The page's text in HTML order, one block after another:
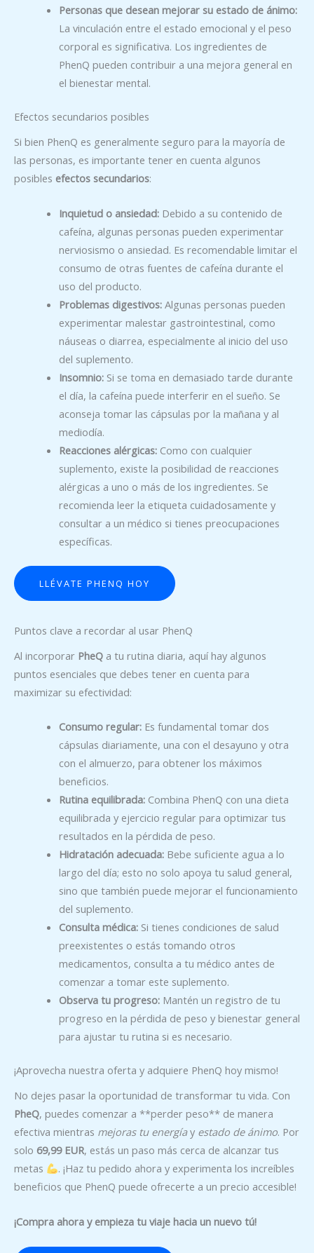
Personas que desean mejorar su estado de ánimo:
La vinculación entre el estado emocional y el peso
corporal es significativa. Los ingredientes de
PhenQ pueden contribuir a una mejora general en
el bienestar mental.
Efectos secundarios posibles
Si bien PhenQ es generalmente seguro para la mayoría de
las personas, es importante tener en cuenta algunos
posibles efectos secundarios:
Inquietud o ansiedad:Debido a su contenido de
cafeína, algunas personas pueden experimentar
nerviosismo o ansiedad. Es recomendable limitar el
consumo de otras fuentes de cafeína durante el
uso del producto.
Problemas digestivos:Algunas personas pueden
experimentar malestar gastrointestinal, como
náuseas o diarrea, especialmente al inicio del uso
del suplemento.
Insomnio:Si se toma en demasiado tarde durante
el día, la cafeína puede interferir en el sueño. Se
aconseja tomar las cápsulas por la mañana y al
mediodía.
Reacciones alérgicas:Como con cualquier
suplemento, existe la posibilidad de reacciones
alérgicas a uno o más de los ingredientes. Se
recomienda leer la etiqueta cuidadosamente y
consultar a un médico si tienes preocupaciones
específicas.
LLÉVATE PHENQ HOY
Puntos clave a recordar al usar PhenQ
Al incorporar PheQ a tu rutina diaria, aquí hay algunos
puntos esenciales que debes tener en cuenta para
maximizar su efectividad:
Consumo regular:Es fundamental tomar dos
cápsulas diariamente, una con el desayuno y otra
con el almuerzo, para obtener los máximos
beneficios.
Rutina equilibrada:Combina PhenQ con una dieta
equilibrada y ejercicio regular para optimizar tus
resultados en la pérdida de peso.
Hidratación adecuada:Bebe suficiente agua a lo
largo del día; esto no solo apoya tu salud general,
sino que también puede mejorar el funcionamiento
del suplemento.
Consulta médica:Si tienes condiciones de salud
preexistentes o estás tomando otros
medicamentos, consulta a tu médico antes de
comenzar a tomar este suplemento.
Observa tu progreso:Mantén un registro de tu
progreso en la pérdida de peso y bienestar general
para ajustar tu rutina si es necesario.
¡Aprovecha nuestra oferta y adquiere PhenQ hoy mismo!
No dejes pasar la oportunidad de transformar tu vida. Con
PheQ, puedes comenzar a **perder peso** de manera
efectiva mientras mejoras tu energíay estado de ánimo. Por
solo 69,99 EUR, estás un paso más cerca de alcanzar tus
metas
. ¡Haz tu pedido ahora y experimenta los increíbles
beneficios que PhenQ puede ofrecerte a un precio accesible!
¡Compra ahora y empieza tu viaje hacia un nuevo tú!